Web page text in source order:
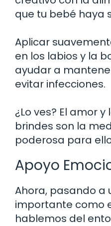
que tu bebé haya
Aplicar
en los labios y la
ayudar a
evitar infecciones.
¿Lo ves? El amor
brindes son la
poderosa para
Apoyo
Ahora, pasando a
importante como
hablemos del